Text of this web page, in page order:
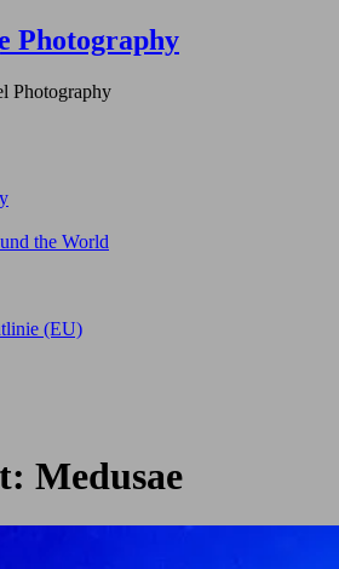
Photography
Photography
the World
(EU)
Medusae